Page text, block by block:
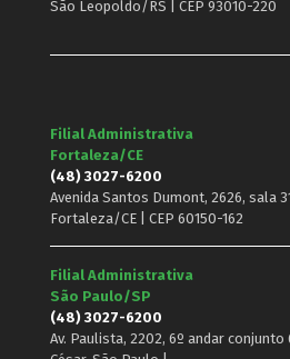
São Leopoldo/RS | CEP 93010-220
Filial Administrativa
Fortaleza/CE
(48) 3027-6200
Avenida Santos Dumont, 2626, sala
Fortaleza/CE | CEP 60150-162
Filial Administrativa
São Paulo/SP
(48) 3027-6200
Av. Paulista, 2202, 6º andar